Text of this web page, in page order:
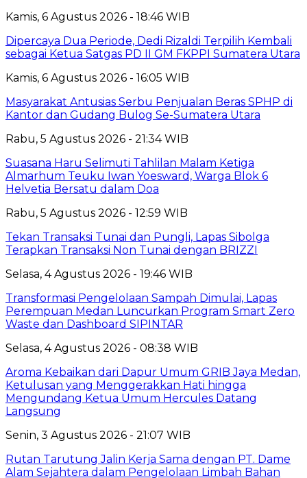
Kamis, 6 Agustus 2026 - 18:46 WIB
Dipercaya Dua Periode, Dedi Rizaldi Terpilih Kembali
sebagai Ketua Satgas PD II GM FKPPI Sumatera Utara
Kamis, 6 Agustus 2026 - 16:05 WIB
Masyarakat Antusias Serbu Penjualan Beras SPHP di
Kantor dan Gudang Bulog Se-Sumatera Utara
Rabu, 5 Agustus 2026 - 21:34 WIB
Suasana Haru Selimuti Tahlilan Malam Ketiga
Almarhum Teuku Iwan Yoesward, Warga Blok 6
Helvetia Bersatu dalam Doa
Rabu, 5 Agustus 2026 - 12:59 WIB
Tekan Transaksi Tunai dan Pungli, Lapas Sibolga
Terapkan Transaksi Non Tunai dengan BRIZZI
Selasa, 4 Agustus 2026 - 19:46 WIB
Transformasi Pengelolaan Sampah Dimulai, Lapas
Perempuan Medan Luncurkan Program Smart Zero
Waste dan Dashboard SIPINTAR
Selasa, 4 Agustus 2026 - 08:38 WIB
Aroma Kebaikan dari Dapur Umum GRIB Jaya Medan,
Ketulusan yang Menggerakkan Hati hingga
Mengundang Ketua Umum Hercules Datang
Langsung
Senin, 3 Agustus 2026 - 21:07 WIB
Rutan Tarutung Jalin Kerja Sama dengan PT. Dame
Alam Sejahtera dalam Pengelolaan Limbah Bahan